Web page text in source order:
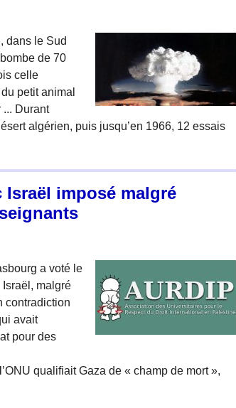
dans le Sud
de 70
celle
petit animal
... Durant
algérien, puis jusqu’en 1966, 12 essais
Israël imposé malgré
a voté le
malgré
contradiction
avait
pour des
qualifiait Gaza de « champ de mort »,